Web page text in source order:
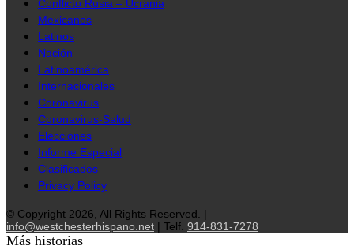
Conflicto Rusia – Ucrania
Mexicanos
Latinos
Nación
Latinoamérica
Internacionales
Coronavirus
Coronavirus-Salud
Elecciones
Informe Especial
Clasificados
Privacy Policy
© Copyright 2026, All Rights Reserved. |
info@westchesterhispano.net | Telf. 914-831-7278
Más historias